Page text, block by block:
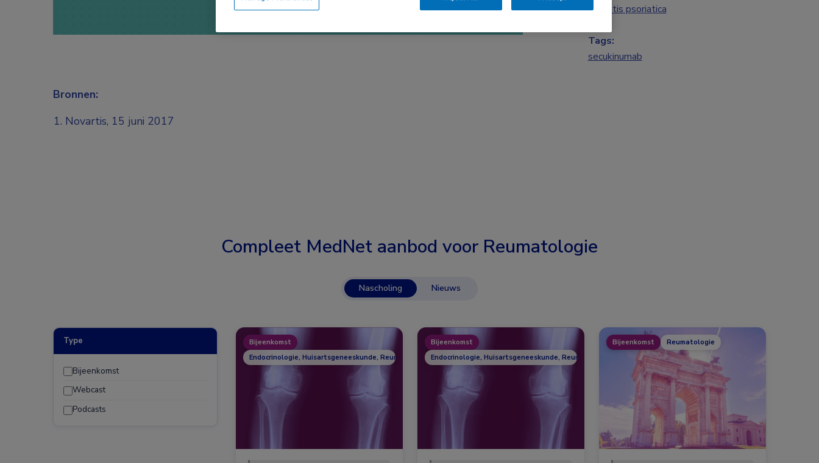
Bronnen:
Novartis, 15 juni 2017
Arthritis psoriatica
Tags:
secukinumab
Compleet MedNet aanbod voor Reumatologie
Nascholing Nieuws
Type
Bijeenkomst
Webcast
Podcasts
Bijeenkomst
Endocrinologie, Huisartsgeneeskunde, Reumatologie
Bijeenkomst
Endocrinologie, Huisartsgeneeskunde, Reumatologie
Bijeenkomst Reumatologie